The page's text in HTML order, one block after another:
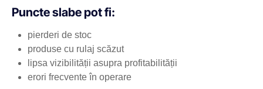
Puncte slabe pot fi:
pierderi de stoc
produse cu rulaj scăzut
lipsa vizibilității asupra profitabilității
erori frecvente în operare